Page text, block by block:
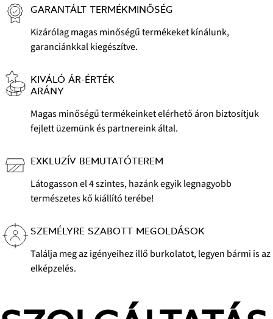
GARANTÁLT TERMÉKMINŐSÉG
Kizárólag magas minőségű termékeket kínálunk,
garanciánkkal kiegészítve.
KIVÁLÓ ÁR-ÉRTÉK
ARÁNY
Magas minőségű termékeinket elérhető áron biztosítjuk
fejlett üzemünk és partnereink által.
EXKLUZÍV BEMUTATÓTEREM
Látogasson el 4 szintes, hazánk egyik legnagyobb
természetes kő kiállító terébe!
SZEMÉLYRE SZABOTT MEGOLDÁSOK
Találja meg az igényeihez illő burkolatot, legyen bármi is az
elképzelés.